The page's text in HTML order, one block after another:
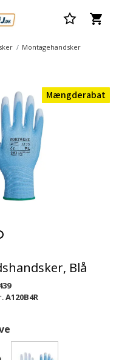
Montagehandsker
Mængderabat
Blå
A120B4R